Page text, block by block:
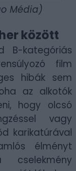
Média)
között
kategóriás
film
hibák sem
az alkotók
hogy olcsó
vagy
karikatúrával
élményt
cselekmény